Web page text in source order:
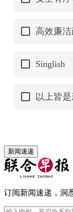
新闻速递
订阅新闻速递，洞